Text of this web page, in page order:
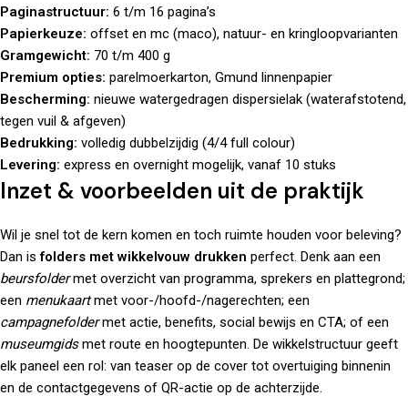
Paginastructuur: 6 t/m 16 pagina’s
Papierkeuze: offset en mc (maco), natuur- en kringloopvarianten
Gramgewicht: 70 t/m 400 g
Premium opties: parelmoerkarton, Gmund linnenpapier
Bescherming: nieuwe watergedragen dispersielak (waterafstotend,
tegen vuil & afgeven)
Bedrukking: volledig dubbelzijdig (4/4 full colour)
Levering: express en overnight mogelijk, vanaf 10 stuks
Inzet & voorbeelden uit de praktijk
Wil je snel tot de kern komen en toch ruimte houden voor beleving?
Dan isfolders met wikkelvouw drukken perfect. Denk aan een
beursfoldermet overzicht van programma, sprekers en plattegrond;
een menukaartmet voor-/hoofd-/nagerechten; een
campagnefoldermet actie, benefits, social bewijs en CTA; of een
museumgidsmet route en hoogtepunten. De wikkelstructuur geeft
elk paneel een rol: van teaser op de cover tot overtuiging binnenin
en de contactgegevens of QR-actie op de achterzijde.